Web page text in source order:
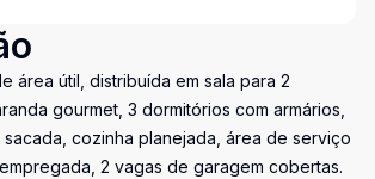
área útil, distribuída em sala para 2
gourmet, 3 dormitórios com armários,
sacada, cozinha planejada, área de serviço
2 vagas de garagem cobertas.